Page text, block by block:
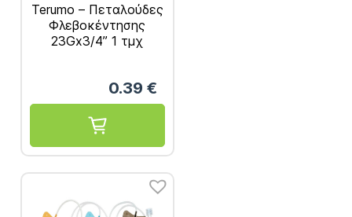
Terumo – Πεταλούδες
Φλεβοκέντησης
23Gx3/4” 1 τμχ
0.39 €